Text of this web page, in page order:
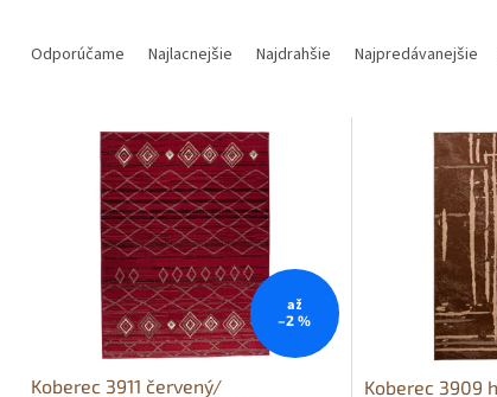
Odporúčame Najlacnejšie Najdrahšie Najpredávanejšie
až
–2 %
Koberec 3911 červený/
Koberec 3909